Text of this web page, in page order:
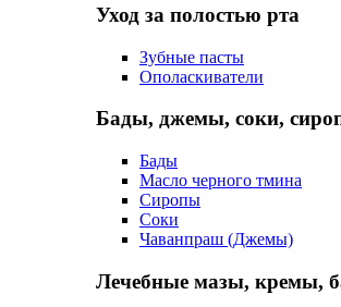
Уход за полостью рта
Зубные пасты
Ополаскиватели
Бады, джемы, соки,
Бады
Масло черного тмина
Сиропы
Соки
Чаванпраш (Джемы)
Лечебные мазы, кремы,